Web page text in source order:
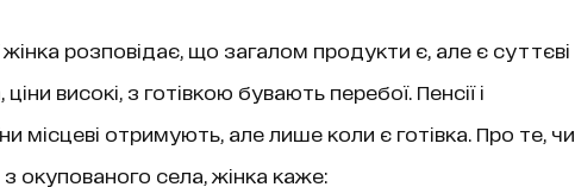
розповідає, що загалом продукти є, але є суттєві
високі, з готівкою бувають перебої. Пенсії і
місцеві отримують, але лише коли є готівка. Про те, чи
окупованого села, жінка каже: